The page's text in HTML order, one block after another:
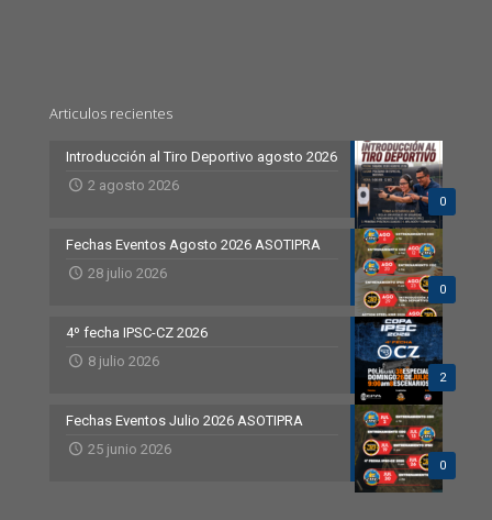
Articulos recientes
0
Introducción al Tiro Deportivo agosto 2026
2 agosto 2026
0
Fechas Eventos Agosto 2026 ASOTIPRA
28 julio 2026
2
4º fecha IPSC-CZ 2026
8 julio 2026
0
Fechas Eventos Julio 2026 ASOTIPRA
25 junio 2026